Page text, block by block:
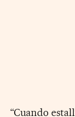
“Cuando